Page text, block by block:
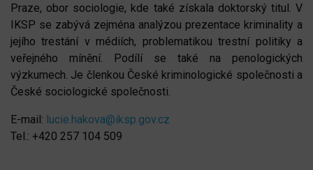
Praze, obor sociologie, kde také získala doktorský titul. V
IKSP se zabývá zejména analýzou prezentace kriminality a
jejího trestání v médiích, problematikou trestní politiky a
veřejného mínění. Podílí se také na penologických
výzkumech. Je členkou České kriminologické společnosti a
České sociologické společnosti.
E-mail: lucie.hakova@iksp.gov.cz
Tel.: +420 257 104 509